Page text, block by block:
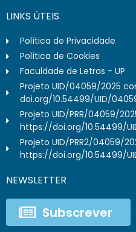
LINKS ÚTEIS
Política de Privacidade
Política de Cookies
Faculdade de Letras - UP
Projeto UID/04059/2025
doi.org/10.54499/UID/
Projeto UID/PRR/04059/
https://doi.org/10.54499/
Projeto UID/PRR2/04059/
https://doi.org/10.54499/
NEWSLETTER
Subscrever